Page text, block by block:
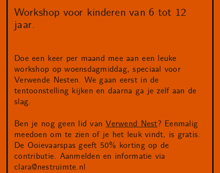
Workshop voor kinderen van 6 tot 12
jaar.
Doe een keer per maand mee aan een leuke
workshop op woensdagmiddag, speciaal voor
Verwende Nesten. We gaan eerst in de
tentoonstelling kijken en daarna ga je zelf aan de
slag.
Ben je nog geen lid vanVerwend Nest? Eenmalig
meedoen om te zien of je het leuk vindt, is gratis.
De Ooievaarspas geeft 50% korting op de
contributie. Aanmelden en informatie via
clara@nestruimte.nl